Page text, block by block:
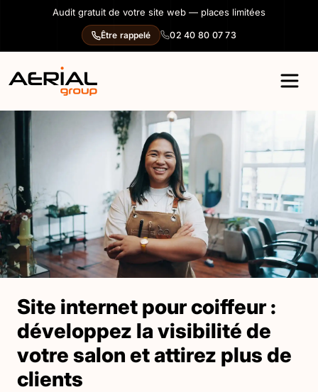
Audit gratuit de votre site web — places limitées
Être rappelé 02 40 80 07 73
Site internet pour coiffeur :
développez la visibilité de
votre salon et attirez plus de
clients
Panneau de gestion des cookies